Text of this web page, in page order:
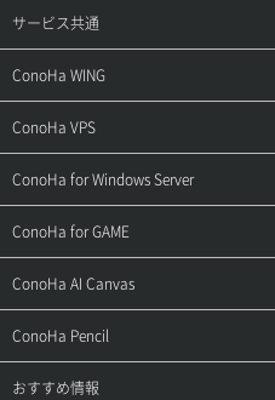
サービス共通
サポートトップ
ご契約・お支払い
用語集
お問い合わせ
ConoHa WING
サポートトップ
ご利用ガイド
お乗り換えガイド
よくある質問
ConoHa VPS
サポートトップ
ご利用ガイド
APIドキュメントVPS2.0
APIドキュメントVPS3.0
ConoHa for Windows Server
サポートトップ
ご利用ガイド
APIドキュメントVPS2.0
ConoHa for GAME
サポートトップ
ご利用ガイド
ConoHa AI Canvas
サポートトップ
ご利用ガイド
ConoHa Pencil
サポートトップ
おすすめ情報